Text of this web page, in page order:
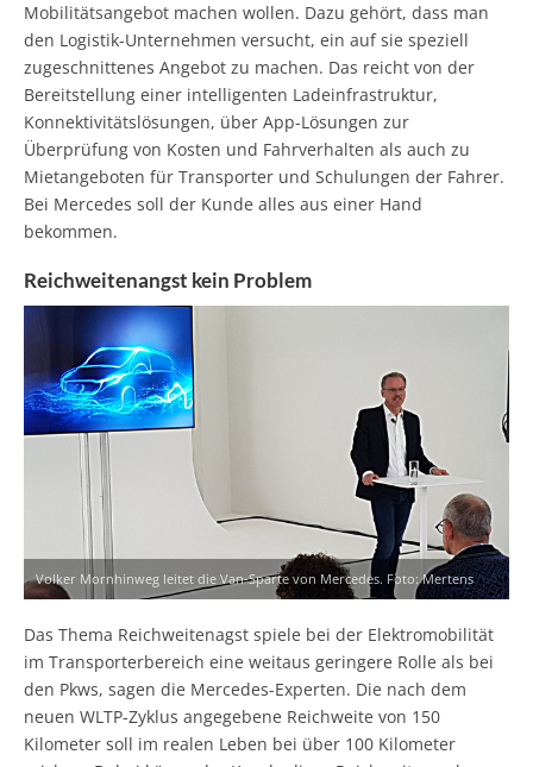
Mobilitätsangebot machen wollen. Dazu gehört, dass man
den Logistik-Unternehmen versucht, ein auf sie speziell
zugeschnittenes Angebot zu machen. Das reicht von der
Bereitstellung einer intelligenten Ladeinfrastruktur,
Konnektivitätslösungen, über App-Lösungen zur
Überprüfung von Kosten und Fahrverhalten als auch zu
Mietangeboten für Transporter und Schulungen der Fahrer.
Bei Mercedes soll der Kunde alles aus einer Hand
bekommen.
Reichweitenangst kein Problem
Volker Mornhinweg leitet die Van-Sparte von Mercedes. Foto: Mertens
Das Thema Reichweitenagst spiele bei der Elektromobilität
im Transporterbereich eine weitaus geringere Rolle als bei
den Pkws, sagen die Mercedes-Experten. Die nach dem
neuen WLTP-Zyklus angegebene Reichweite von 150
Kilometer soll im realen Leben bei über 100 Kilometer